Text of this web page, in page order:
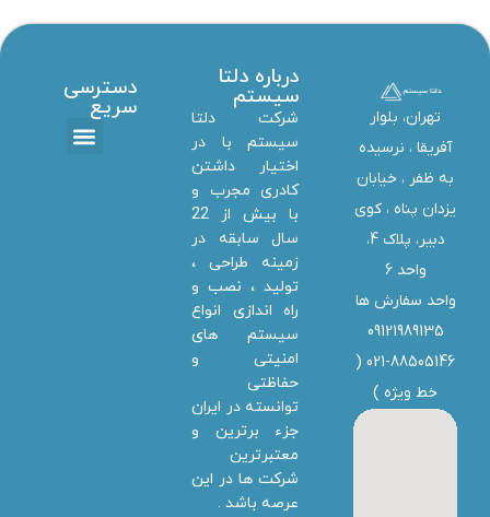
تهران، بلوار
آفریقا ، نرسیده
به ظفر ،‌ خیابان
یزدان پناه ، کوی
دبیر، پلاک 4،
واحد 6
واحد سفارش ها
09121989135
021-88505146 (
خط ویژه )
درباره دلتا
سیستم
شرکت دلتا
سیستم با در
اختیار داشتن
کادری مجرب و
با بیش از 22
سال سابقه در
زمینه طراحی ،
تولید ، نصب و
راه اندازی انواع
سیستم های
امنیتی و
حفاظتی
توانسته در ایران
جزء برترین و
معتبرترین
شرکت ها در این
عرصه باشد .
دسترسی
سریع